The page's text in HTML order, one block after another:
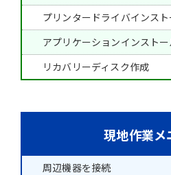
プリンタードライバインス
アプリケーションインスト
リカバリーディスク作成
現地作業メ
周辺機器を接続